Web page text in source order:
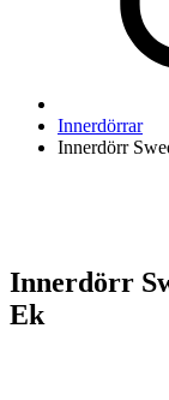
Innerdörrar
Innerdörr
Innerdörr
Ek